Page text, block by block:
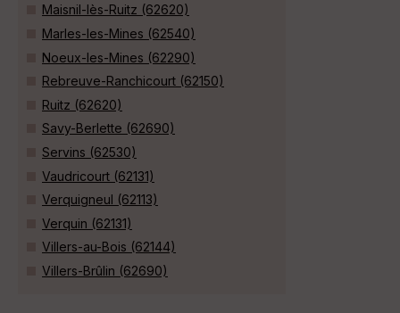
Maisnil-lès-Ruitz (62620)
Marles-les-Mines (62540)
Noeux-les-Mines (62290)
Rebreuve-Ranchicourt (62150)
Ruitz (62620)
Savy-Berlette (62690)
Servins (62530)
Vaudricourt (62131)
Verquigneul (62113)
Verquin (62131)
Villers-au-Bois (62144)
Villers-Brûlin (62690)